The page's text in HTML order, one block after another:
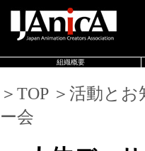
組織概要
＞TOP ＞活動と
ー会